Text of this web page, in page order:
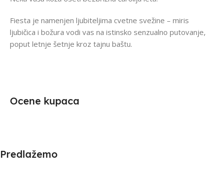
Fiesta je namenjen ljubiteljima cvetne svežine – miris
ljubičica i božura vodi vas na istinsko senzualno putovanje,
poput letnje šetnje kroz tajnu baštu.
Ocene kupaca
Predlažemo